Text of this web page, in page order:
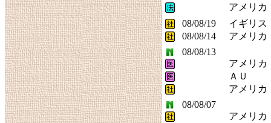
アメリカ
08/08/19
イギリス
08/08/14
アメリカ
08/08/13
アメリカ
ＡＵ
アメリカ
08/08/07
アメリカ